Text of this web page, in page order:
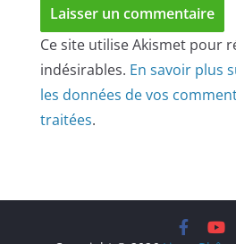
Ce site utilise Akismet pour
indésirables. En savoir plus
les données de vos
traitées.